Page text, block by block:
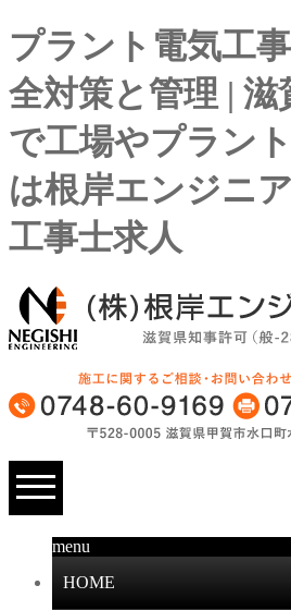
プラント電気工
全対策と管理 | 滋
で工場やプラン
は根岸エンジニ
工事士求人
menu
HOME